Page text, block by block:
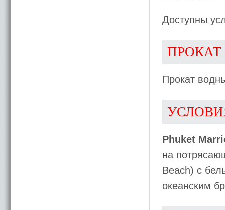
Доступны
ПРОКАТ
Прокат
Phuket
на
Beach) с
океанским